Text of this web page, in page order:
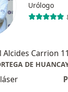
Urólogo
DE